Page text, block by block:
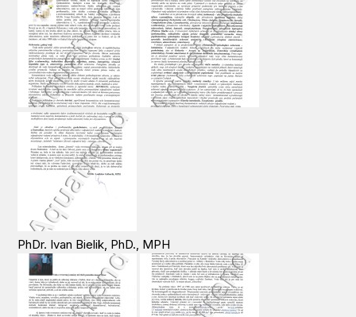
PhDr. Ivan Bielik, PhD., MPH